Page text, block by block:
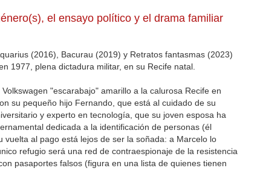
el ensayo político y el drama familiar
(2016), Bacurau (2019) y Retratos fantasmas (2023)
1977, plena dictadura militar, en su Recife natal.
"escarabajo" amarillo a la calurosa Recife en
su pequeño hijo Fernando, que está al cuidado de su
y experto en tecnología, que su joven esposa ha
dedicada a la identificación de personas (él
al pago está lejos de ser la soñada: a Marcelo lo
refugio será una red de contraespionaje de la resistencia
pasaportes falsos (figura en una lista de quienes tienen